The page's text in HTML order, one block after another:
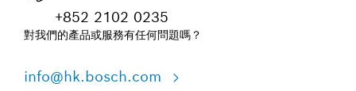
+852 2102 0235
對我們的產品或服務有任何問題嗎？
info@hk.bosch.com